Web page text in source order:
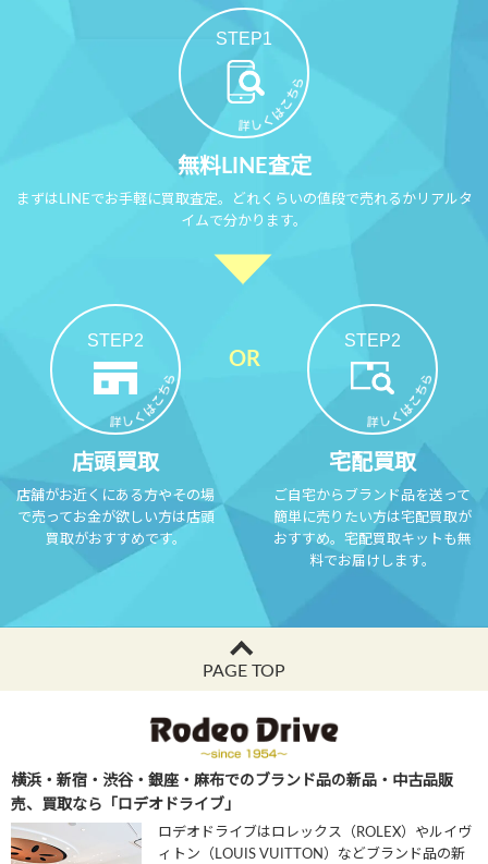
STEP1
無料LINE査定
まずはLINEでお手軽に買取査定。どれくらいの値段で売れるかリアルタ
イムで分かります。
STEP2
店頭買取
店舗がお近くにある方やその場
で売ってお金が欲しい方は店頭
買取がおすすめです。
STEP2
宅配買取
ご自宅からブランド品を送って
簡単に売りたい方は宅配買取が
おすすめ。宅配買取キットも無
料でお届けします。
PAGE TOP
横浜・新宿・渋谷・銀座・麻布でのブランド品の新品・中古品販
売、買取なら「ロデオドライブ」
ロデオドライブはロレックス（ROLEX）やルイヴ
ィトン（LOUIS VUITTON）などブランド品の新